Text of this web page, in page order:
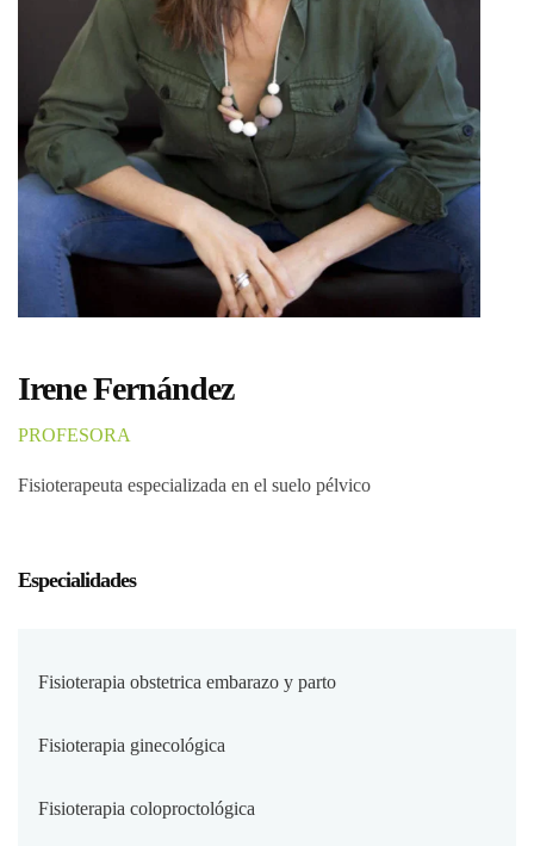
Irene Fernández
PROFESORA
Fisioterapeuta especializada en el suelo pélvico
Especialidades
Fisioterapia obstetrica embarazo y parto
Fisioterapia ginecológica
Fisioterapia coloproctológica